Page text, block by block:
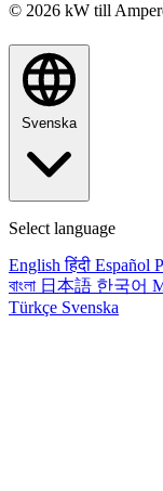
© 2026 kW till
Svenska
Select language
English हिंदी Español
বাংলা 日本語 한국어
Türkçe Svenska